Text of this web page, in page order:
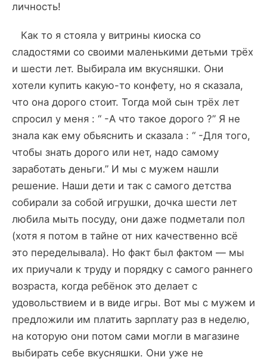
личность!
Как то я стояла у витрины киоска со
сладостями со своими маленькими детьми трёх
и шести лет. Выбирала им вкусняшки. Они
хотели купить какую-то конфету, но я сказала,
что она дорого стоит. Тогда мой сын трёх лет
спросил у меня : “ -А что такое дорого ?” Я не
знала как ему обьяснить и сказала : “ -Для того,
чтобы знать дорого или нет, надо самому
заработать деньги.” И мы с мужем нашли
решение. Наши дети и так с самого детства
собирали за собой игрушки, дочка шести лет
любила мыть посуду, они даже подметали пол
(хотя я потом в тайне от них качественно всё
это переделывала). Но факт был фактом — мы
их приучали к труду и порядку с самого раннего
возраста, когда ребёнок это делает с
удовольствием и в виде игры. Вот мы с мужем и
предложили им платить зарплату раз в неделю,
на которую они потом сами могли в магазине
выбирать себе вкусняшки. Они уже не